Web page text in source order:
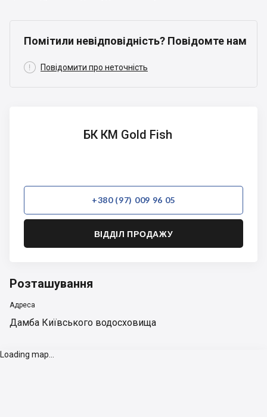
Помітили невідповідність? Повідомте нам
 Повідомити про неточність
БК КМ Gold Fish
+380 (97) 009 96 05
ВІДДІЛ ПРОДАЖУ
Розташування
Адреса
Дамба Київського водосховища
Loading map...